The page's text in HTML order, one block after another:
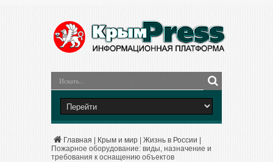
Главная Крым и мир Жизнь в России
Пожарное оборудование: виды, назначение и
требования к оснащению объектов